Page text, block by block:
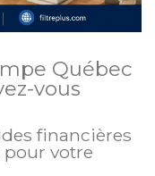
Québec
vous
financières
votre